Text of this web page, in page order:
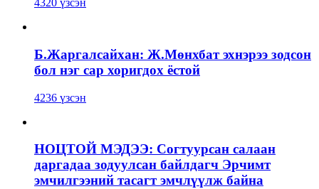
4320 үзсэн
Б.Жаргалсайхан: Ж.Мөнхбат эхнэрээ зодсон
бол нэг сар хоригдох ёстой
4236 үзсэн
НОЦТОЙ МЭДЭЭ: Согтуурсан салаан
даргадаа зодуулсан байлдагч Эрчимт
эмчилгээний тасагт эмчлүүлж байна